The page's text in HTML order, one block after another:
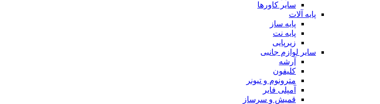
سایر کاورها
پایه آلات
پایه ساز
پایه نت
زیرپایی
سایر لوازم جانبی
آرشه
کلیفون
مترونوم و تیونر
آمپلی فایر
قمیش و سرساز